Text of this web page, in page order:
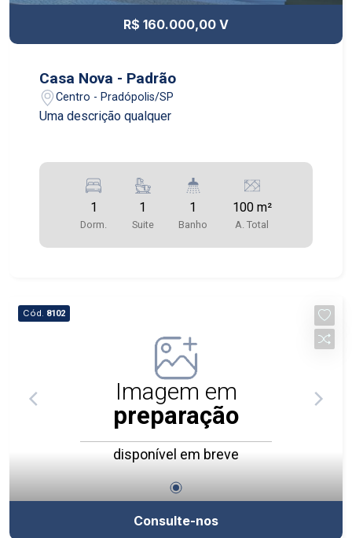
R$ 160.000,00 V
Casa Nova - Padrão
Centro - Pradópolis/SP
Uma descrição qualquer
1
Dorm.
1
Suite
1
Banho
100 m²
A. Total
Cód. 8102
Imagem em
preparação
disponível em breve
Consulte-nos